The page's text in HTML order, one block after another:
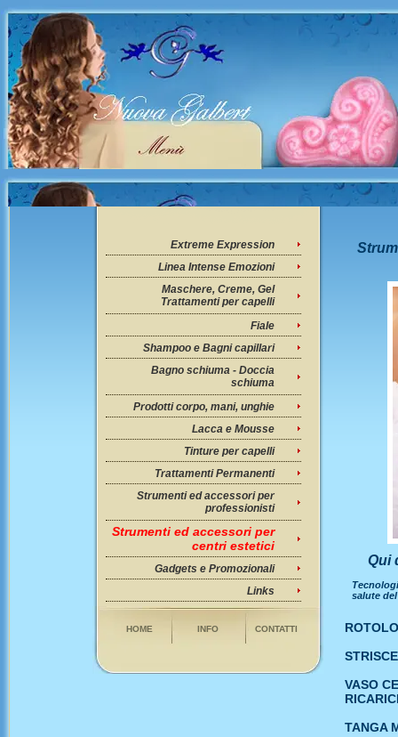
Extreme Expression
Linea Intense Emozioni
Maschere, Creme, Gel
Trattamenti per capelli
Fiale
Shampoo e Bagni capillari
Bagno schiuma - Doccia
schiuma
Prodotti corpo, mani, unghie
Lacca e Mousse
Tinture per capelli
Trattamenti Permanenti
Strumenti ed accessori per
professionisti
Strumenti ed accessori per
centri estetici
Gadgets e Promozionali
Links
HOME INFO CONTATTI
Qui
salute
VASO
TANGA